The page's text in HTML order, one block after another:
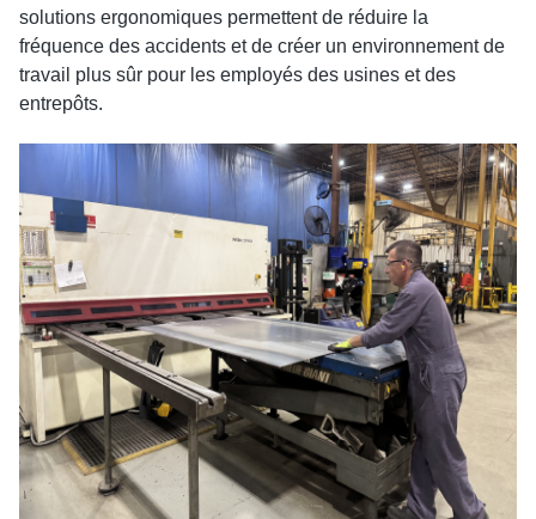
solutions ergonomiques permettent de réduire la
fréquence des accidents et de créer un environnement de
travail plus sûr pour les employés des usines et des
entrepôts.